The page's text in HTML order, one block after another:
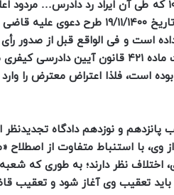
شهرستان سیرجان شعبه ۱۰۳ که طی آن ایراد
محمدرضا… طی شکایتی به تاریخ
است و فی الواقع وفق بند ث ماده
و نوزدهم دادگاه
بعدی، اختلاف نظر دارند؛ به طوری
تعقیب وی آغاز شود و تعقیب